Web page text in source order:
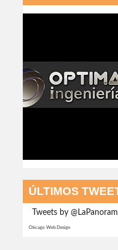
ÚLTIMOS
Tweets by
Chicago Web Design